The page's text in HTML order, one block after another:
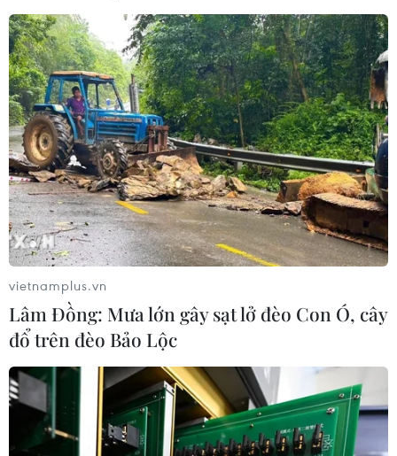
vietnamplus.vn
Lâm Đồng: Mưa lớn gây sạt lở đèo Con Ó, cây
đổ trên đèo Bảo Lộc